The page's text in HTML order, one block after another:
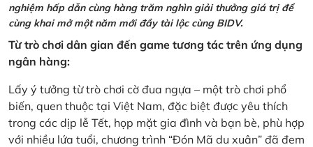
nghiệm hấp dẫn cùng hàng trăm nghìn giải thưởng giá trị để
cùng khai mở một năm mới đầy tài lộc cùng BIDV.
Từ trò chơi dân gian đến game tương tác trên ứng dụng
ngân hàng:
Lấy ý tưởng từ trò chơi cờ đua ngựa – một trò chơi phổ
biến, quen thuộc tại Việt Nam, đặc biệt được yêu thích
trong các dịp lễ Tết, họp mặt gia đình và bạn bè, phù hợp
với nhiều lứa tuổi, chương trình “Đón Mã du xuân” đã đem